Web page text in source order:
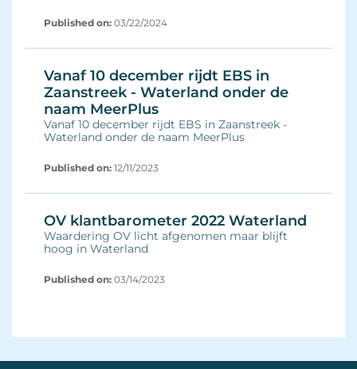
Published on: 03/22/2024
Vanaf 10 december rijdt EBS in
Zaanstreek - Waterland onder de
naam MeerPlus
Published on: 12/11/2023
Vanaf 10 december rijdt EBS in Zaanstreek -
Waterland onder de naam MeerPlus
OV klantbarometer 2022 Waterland
Published on: 03/14/2023
Waardering OV licht afgenomen maar blijft
hoog in Waterland